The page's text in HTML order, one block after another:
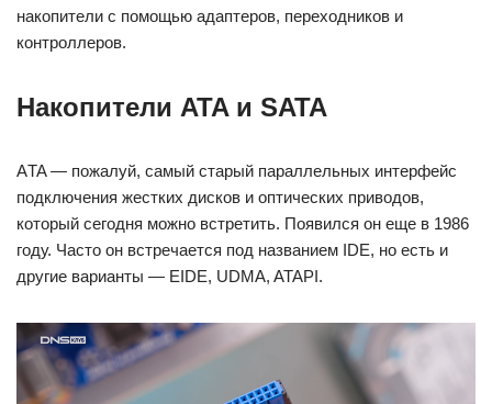
накопители с помощью адаптеров, переходников и
контроллеров.
Накопители ATA и SATA
АTA — пожалуй, самый старый параллельных интерфейс
подключения жестких дисков и оптических приводов,
который сегодня можно встретить. Появился он еще в 1986
году. Часто он встречается под названием IDE, но есть и
другие варианты — EIDE, UDMA, ATAPI.